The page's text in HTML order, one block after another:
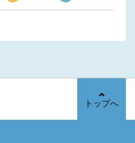
トップへ